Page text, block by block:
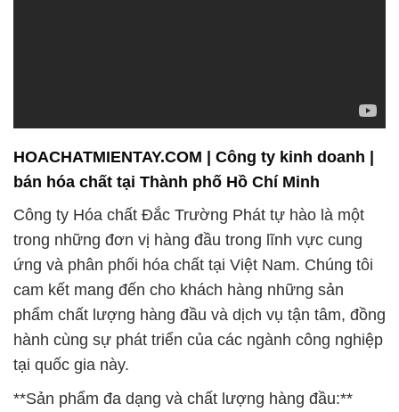
Công ty Hóa chất Đắc Trường Phát tự hào là một
trong những đơn vị hàng đầu trong lĩnh vực cung
ứng và phân phối hóa chất tại Việt Nam. Chúng tôi
cam kết mang đến cho khách hàng những sản
phẩm chất lượng hàng đầu và dịch vụ tận tâm, đồng
hành cùng sự phát triển của các ngành công nghiệp
tại quốc gia này.
**Sản phẩm đa dạng và chất lượng hàng đầu:**
Một trong những thế mạnh lớn của Công ty Hóa
chất Đắc Trường Phát so với các đối thủ cùng
ngành chính là khả năng tập trung vào tầm nhìn xa
trông rộng. Chúng tôi luôn nhận thấy sự biến đổi